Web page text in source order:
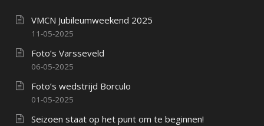
VMCN Jubileumweekend 2025
11-05-2025
Foto’s Varsseveld
06-05-2025
Foto’s wedstrijd Borculo
01-05-2025
Seizoen staat op het punt om te beginnen!